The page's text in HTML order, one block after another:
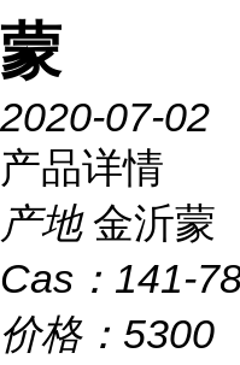
蒙
2020-07-02
产品详情
产地 金沂蒙
Cas： 141-
价格： 5300